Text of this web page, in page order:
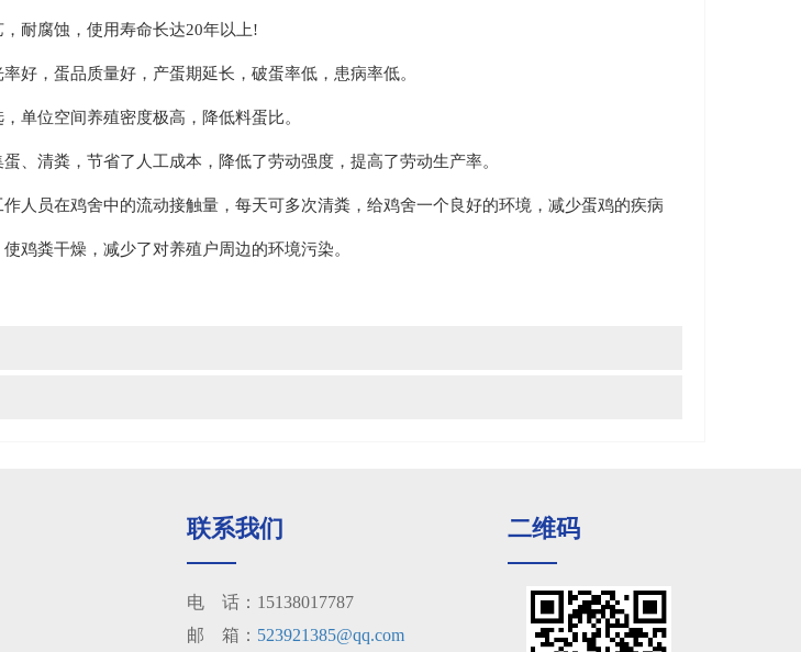
腐蚀，使用寿命长达20年以上!
，蛋品质量好，产蛋期延长，破蛋率低，患病率低。
单位空间养殖密度极高，降低料蛋比。
清粪，节省了人工成本，降低了劳动强度，提高了劳动生产率。
员在鸡舍中的流动接触量，每天可多次清粪，给鸡舍一个良好的环境，减少蛋鸡的疾病
粪干燥，减少了对养殖户周边的环境污染。
联系我们
电 话：15138017787
邮 箱： 523921385@qq.com
二维码